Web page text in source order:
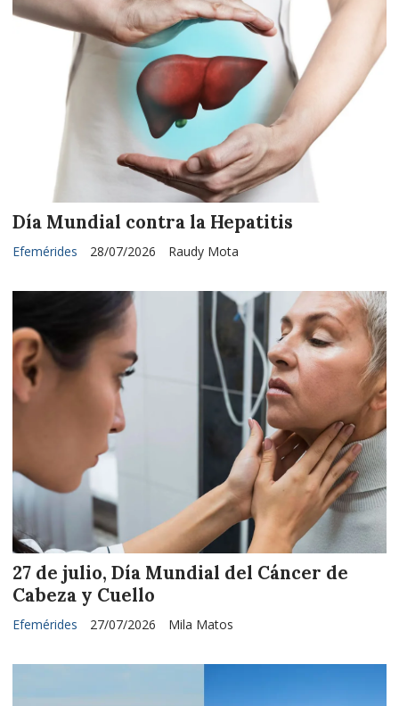
Día Mundial contra la Hepatitis
Raudy Mota
Efemérides 28/07/2026
27 de julio, Día Mundial del Cáncer de
Cabeza y Cuello
Mila Matos
Efemérides 27/07/2026